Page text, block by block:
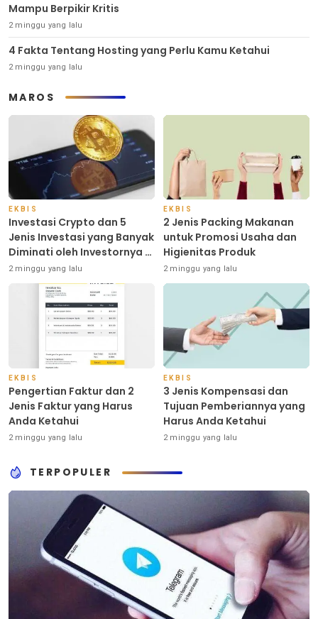
Mampu Berpikir Kritis
2 minggu yang lalu
4 Fakta Tentang Hosting yang Perlu Kamu Ketahui
2 minggu yang lalu
MAROS
EKBIS
Investasi Crypto dan 5
Jenis Investasi yang Banyak
Diminati oleh Investornya di
Indonesia
2 minggu yang lalu
EKBIS
2 Jenis Packing Makanan
untuk Promosi Usaha dan
Higienitas Produk
2 minggu yang lalu
EKBIS
Pengertian Faktur dan 2
Jenis Faktur yang Harus
Anda Ketahui
2 minggu yang lalu
EKBIS
3 Jenis Kompensasi dan
Tujuan Pemberiannya yang
Harus Anda Ketahui
2 minggu yang lalu
TERPOPULER